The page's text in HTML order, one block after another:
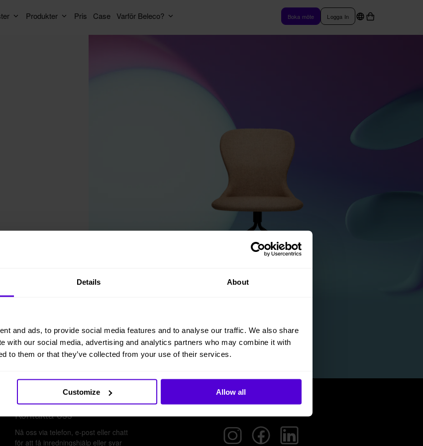
Details About
and ads, to provide social media features and to analyse our traffic. We also share
with our social media, advertising and analytics partners who may combine it with
to them or that they’ve collected from your use of their services.
Customize Allow all
Produkter Pris Case Varför Beleco? Boka möte Logga In
Kontakta oss
Nå oss via telefon, e-post eller chatt
för att få inredningshjälp eller svar